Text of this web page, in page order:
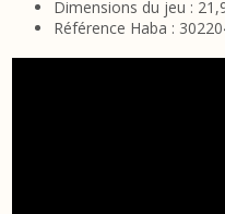
Dimensions du jeu :
Référence Haba :